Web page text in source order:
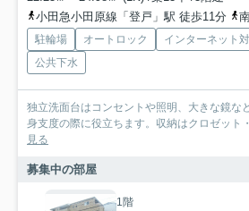
小田急小田原線「登戸」駅 徒歩11分
駐輪場 オートロック インターネット
公共下水
独立洗面台はコンセントや照明、大きな鏡な
身支度の際に役立ちます。収納はクロゼット
見る
募集中の部屋
1階